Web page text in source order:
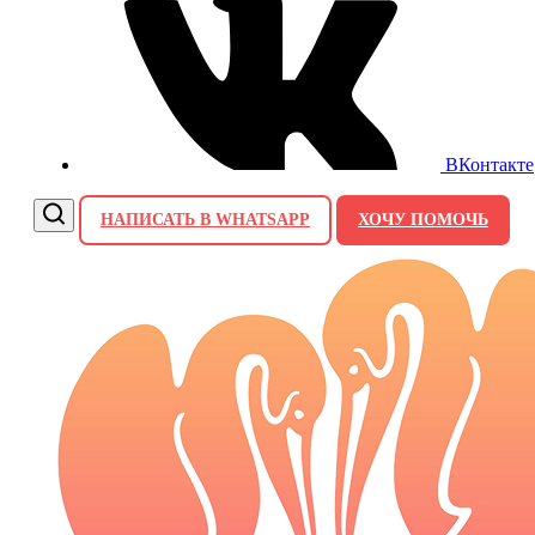
ВКонтакте
НАПИСАТЬ В WHATSAPP ХОЧУ ПОМОЧЬ